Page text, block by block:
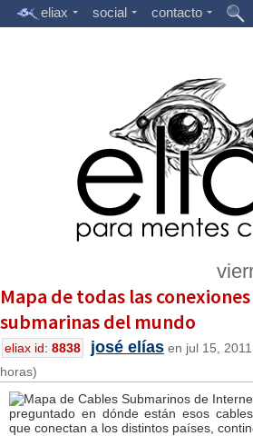
eliax social contacto
Mapa de todas las
submarinas del mundo
eliax id: 8838 josé elías en jul 15,
horas)
preguntado en dónde están esos
que conectan a los distintos países,